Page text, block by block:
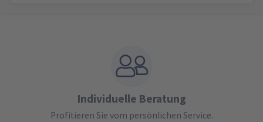
Individuelle Beratung
Profitieren Sie vom persönlichen Service.